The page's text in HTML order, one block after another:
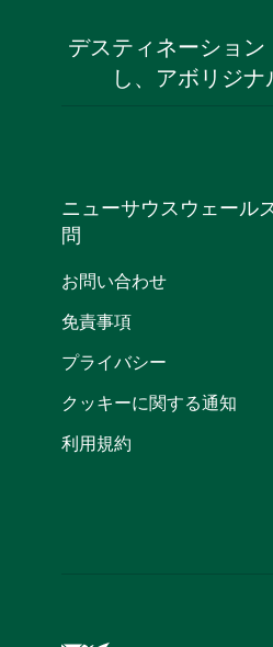
デスティネーショ
し、アボリジ
ニューサウスウェール
問
お問い合わせ
免責事項
プライバシー
クッキーに関する通知
利用規約